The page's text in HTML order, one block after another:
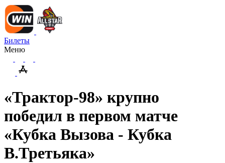
Билеты
Меню
«Трактор-98» крупно
победил в первом матче
«Кубка Вызова - Кубка
В.Третьяка»